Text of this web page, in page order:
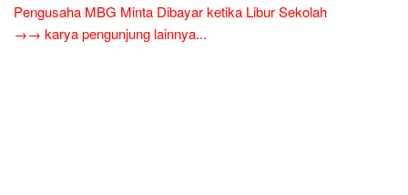
Pengusaha MBG Minta Dibayar ketika Libur Sekolah
→→ karya pengunjung lainnya...